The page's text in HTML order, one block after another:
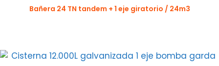
Bañera 24 TN tandem + 1 eje giratorio / 24m3